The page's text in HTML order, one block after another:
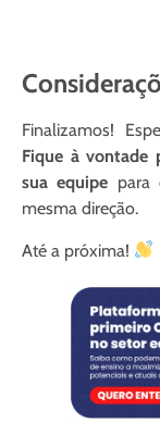
Finalizamos!
Fique à vontade
sua equipe para
mesma direção.
Até a próxima!